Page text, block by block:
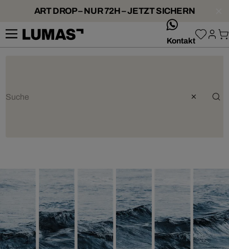
ART DROP – NUR 72H – JETZT SICHERN
Kontakt